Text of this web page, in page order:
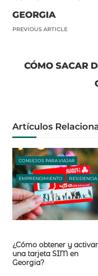
GEORGIA
PREVIOUS ARTICLE
CÓMO SACAR
Artículos
CONSEJOS PARA VIAJAR
EMPRENDIMIENTO RESIDENCIA
¿Cómo obtener y activar
una tarjeta SIM en
Georgia?